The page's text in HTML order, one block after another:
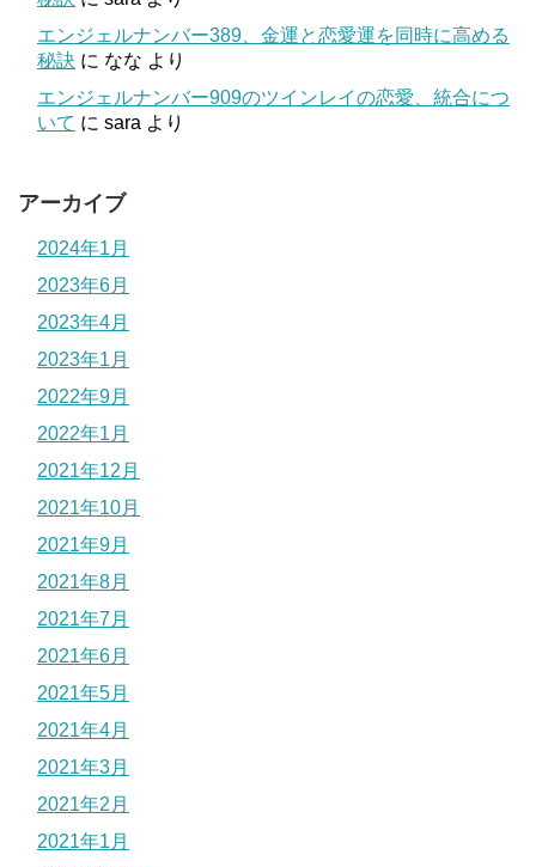
エンジェルナンバー389、金運と恋愛運を同時に高める
秘訣 に なな より
エンジェルナンバー909のツインレイの恋愛、統合につ
いて に sara より
アーカイブ
2024年1月
2023年6月
2023年4月
2023年1月
2022年9月
2022年1月
2021年12月
2021年10月
2021年9月
2021年8月
2021年7月
2021年6月
2021年5月
2021年4月
2021年3月
2021年2月
2021年1月